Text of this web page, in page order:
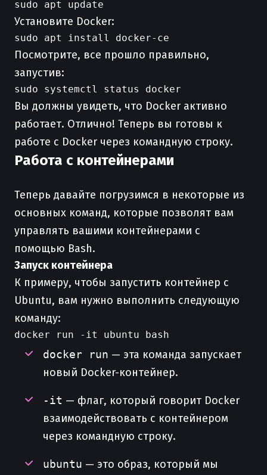
Установите Docker:
Посмотрите, все прошло правильно,
запустив:
Вы должны увидеть, что Docker активно
работает. Отлично! Теперь вы готовы к
работе с Docker через командную строку.
Работа с контейнерами
Теперь давайте погрузимся в некоторые из
основных команд, которые позволят вам
управлять вашими контейнерами с
помощью Bash.
Запуск контейнера
К примеру, чтобы запустить контейнер с
Ubuntu, вам нужно выполнить следующую
команду:
docker run — эта команда запускает
новый Docker-контейнер.
-it — флаг, который говорит Docker
взаимодействовать с контейнером
через командную строку.
ubuntu — это образ, который мы